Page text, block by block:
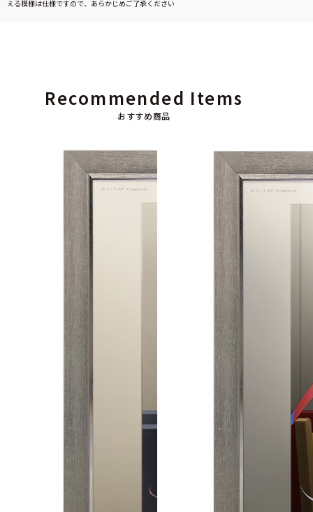
える模様は仕様ですので、あらかじめご了承ください
おすすめ商品
Recommended Items